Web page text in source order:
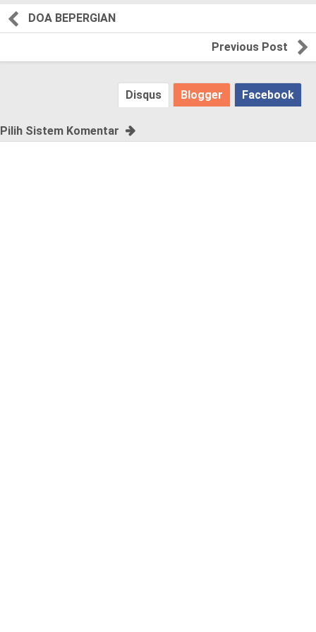
e
!
DOA BEPERGIAN
Previous Post
Facebook
Blogger
Disqus
Pilih Sistem Komentar